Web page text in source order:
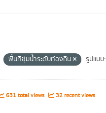
พื้นที่ชุ่มน้ำระดับท้องถิ่น รูปแบบ:
631 total views 32 recent views